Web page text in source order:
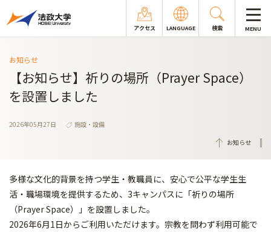
アクセス LANGUAGE 検索 MENU
お知らせ
【お知らせ】祈りの場所（Prayer Space）
を設置しました
2026年05月27日
施設・設備
お知らせ
多様な文化的背景を持つ学生・教職員に、安心で公平な学生生
活・職場環境を提供するため、3キャンパスに「祈りの場所
（Prayer Space）」を設置しました。
2026年6月1日からご利用いただけます。宗教を問わず利用可能で